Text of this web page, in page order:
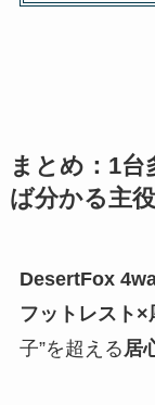
まとめ：1
ば分かる主
DesertFox
フットレスト×
子”を超える居